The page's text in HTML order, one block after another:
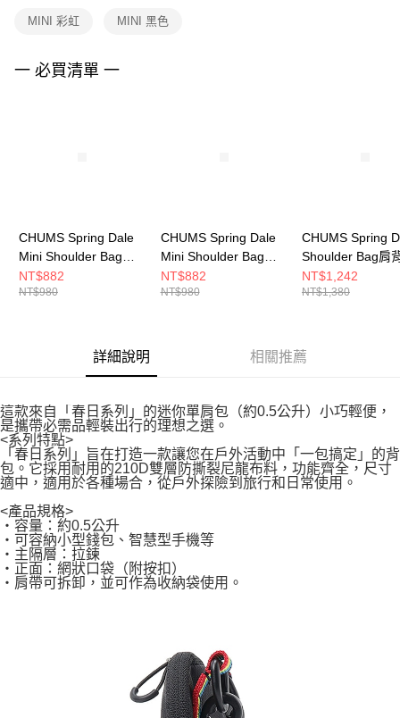
３．未成年的使用者請事先徵得法定代理人或監護人之同意方可使用
４．使用「AFTEE先享後付」時，將依據個別帳號之用戶狀況，依本公司即
MINI 彩虹 MINI 黑色
一 必買清單 一
CHUMS Spring Dale
Mini Shoulder Bag肩
背包 藍色/米色
CH604102A099
NT$882
NT$980
CHUMS Spring Dale
Mini Shoulder Bag肩
背包 黑/白
CH604102K071
NT$882
NT$980
CHUMS Spring
Shoulder Bag肩
(約2L) 黑/彩虹
CH604101K042
NT$1,242
NT$1,380
詳細說明 相關推薦
這款來自「春日系列」的迷你單肩包（約0.5公升）小巧輕便，
是攜帶必需品輕裝出行的理想之選。
<系列特點>
「春日系列」旨在打造一款讓您在戶外活動中「一包搞定」的背
包。它採用耐用的210D雙層防撕裂尼龍布料，功能齊全，尺寸
適中，適用於各種場合，從戶外探險到旅行和日常使用。
<產品規格>
・容量：約0.5公升
・可容納小型錢包、智慧型手機等
・主隔層：拉鍊
・正面：網狀口袋（附按扣）
・肩帶可拆卸，並可作為收納袋使用。